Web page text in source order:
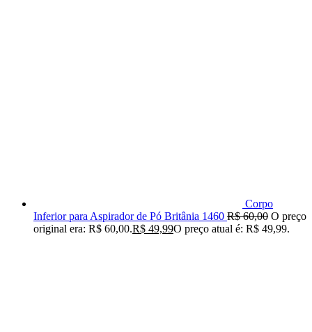
Corpo
Inferior para Aspirador de Pó Britânia 1460 R$60,00 O preço
original era: R$ 60,00.R$ 49,99O preço atual é: R$ 49,99.